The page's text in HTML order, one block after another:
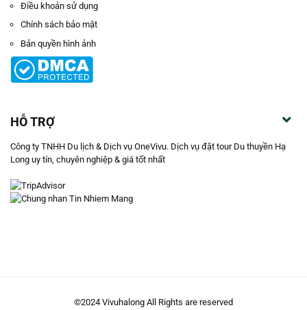
Điều khoản sử dụng
Chính sách bảo mật
Bản quyền hình ảnh
HỖ TRỢ
Công ty TNHH Du lịch & Dịch vụ OneVivu. Dịch vụ đặt tour Du thuyền Hạ
Long uy tín, chuyên nghiệp & giá tốt nhất
©2024 Vivuhalong All Rights are reserved️